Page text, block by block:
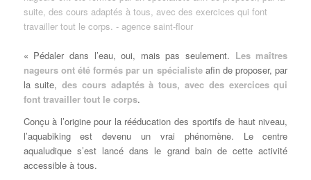
« Pédaler dans l’eau, oui, mais pas seulement. Les maîtres
nageurs ont été formés par un spécialisteafin de proposer, par
la suite,des cours adaptés à tous,avec des exercices qui
font travailler tout le corps.
Conçu à l’origine pour la rééducation des sportifs de haut niveau,
l’aquabiking est devenu un vrai phénomène. Le centre
aqualudique s’est lancé dans le grand bain de cette activité
accessible à tous.